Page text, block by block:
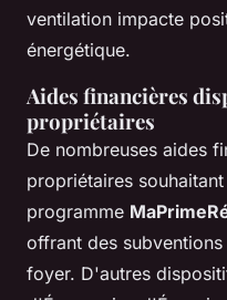
ventilation impacte
énergétique.
Aides financières
propriétaires
De nombreuses aides
propriétaires
programme
offrant des
foyer. D'autres